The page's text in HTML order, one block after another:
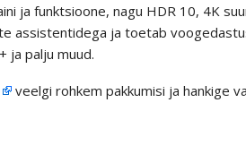
ja funktsioone, nagu HDR 10, 4K
assistentidega ja toetab
ja palju muud.
veelgi rohkem pakkumisi ja hankige